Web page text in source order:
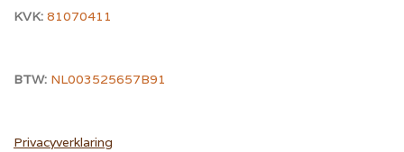
KVK: 81070411
BTW: NL003525657B91
Privacyverklaring